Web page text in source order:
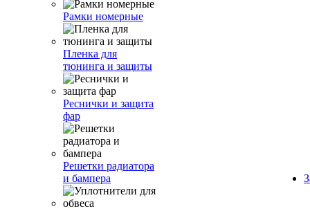
Рамки номерные
Пленка для
тюнинга и защиты
Реснички и защита
фар
Решетки радиатора
и бампера